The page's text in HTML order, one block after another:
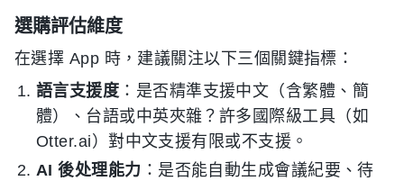
選購評估維度
在選擇 App 時，建議關注以下三個關鍵指標：
語言支援度 ：是否精準支援中文（含繁體、簡
體）、台語或中英夾雜？許多國際級工具（如
Otter.ai）對中文支援有限或不支援。
AI 後处理能力 ：是否能自動生成會議紀要、待